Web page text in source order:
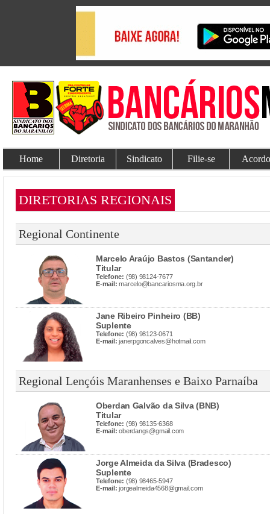
Home Diretoria Sindicato Filie-se
DIRETORIAS REGIONAIS
Regional Continente
Marcelo Araújo Bastos (Santander)
Titular
Telefone: (98) 98124-7677
E-mail: marcelo@bancariosma.org.br
Jane Ribeiro Pinheiro (BB)
Suplente
Telefone: (98) 98123-0671
E-mail: janerpgoncalves@hotmail.com
Regional Lençóis Maranhenses e Baixo Parnaíba
Oberdan Galvão da Silva (BNB)
Titular
Telefone: (98) 98135-6368
E-mail: oberdangs@gmail.com
Jorge Almeida da Silva (Bradesco)
Suplente
Telefone: (98) 98465-5947
E-mail: jorgealmeida4568@gmail.com